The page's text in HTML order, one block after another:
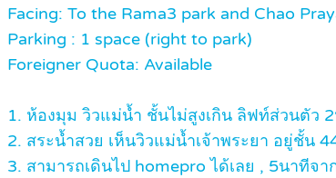
Facing: To the Rama3 park and Chao
Parking : 1 space (right to park)
Foreigner Quota: Available
1. ห้องมุม วิวแม่น้ำ ชั้นไม่สูงเกิน ลิฟท์ส่วนตัว
2. สระน้ำสวย เห็นวิวแม่น้ำเจ้าพระยา อยู่ชั้น
3. สามารถเดินไป homepro ได้เลย , 5นาที